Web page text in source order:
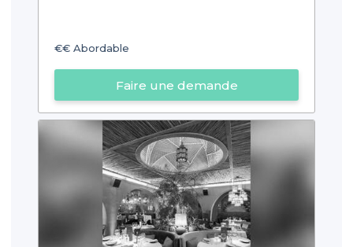
€€ Abordable
Faire une demande